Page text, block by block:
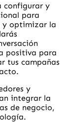
configurar y
para
y optimizar la
positiva para
tus campañas
y
integrar la
de negocio,